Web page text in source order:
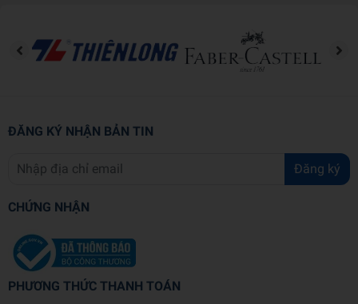
ĐĂNG KÝ NHẬN BẢN TIN
Đăng ký
CHỨNG NHẬN
PHƯƠNG THỨC THANH TOÁN